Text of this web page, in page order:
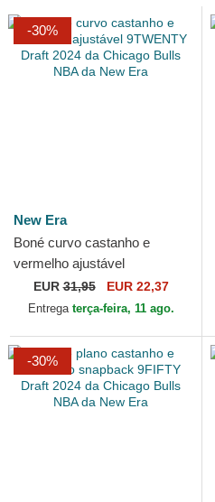
-30%
New Era
Boné curvo castanho e
vermelho ajustável
9TWENTY Draft 2024 da
Chicago Bulls NBA da New
EUR31,95 EUR 22,37
Entrega terça-feira, 11 ago.
-30%